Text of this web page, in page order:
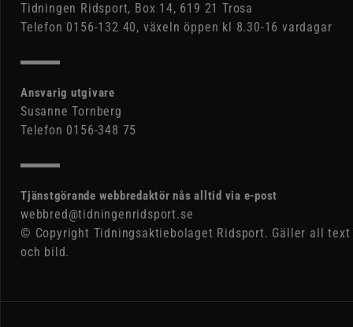
Tidningen Ridsport, Box 14, 619 21 Trosa
Telefon 0156-132 40, växeln öppen kl 8.30-16 vardagar
Ansvarig utgivare
Susanne Tornberg
Telefon 0156-348 75
Tjänstgörande webbredaktör nås alltid via e-post
webbred@tidningenridsport.se
© Copyright Tidningsaktiebolaget Ridsport. Gäller all text
och bild.